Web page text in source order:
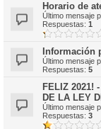
Horario de
Último mensaje
Respuestas: 1
Información
Último mensaje
Respuestas: 5
FELIZ 2021!
DE LA LEY
Último mensaje
Respuestas: 3